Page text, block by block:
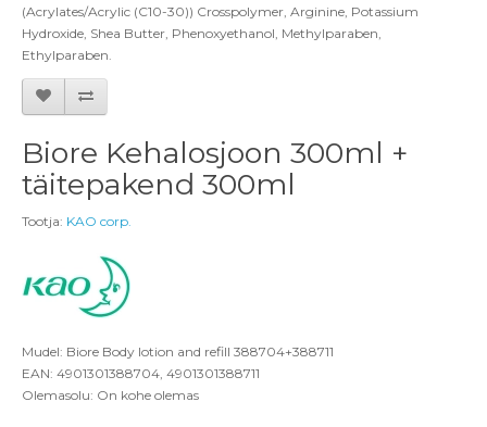
(Acrylates/Acrylic (C10-30)) Crosspolymer, Arginine, Potassium
Hydroxide, Shea Butter, Phenoxyethanol, Methylparaben,
Ethylparaben.
Biore Kehalosjoon 300ml +
täitepakend 300ml
Tootja: KAO corp.
Mudel: Biore Body lotion and refill 388704+388711
EAN: 4901301388704, 4901301388711
Olemasolu: On kohe olemas